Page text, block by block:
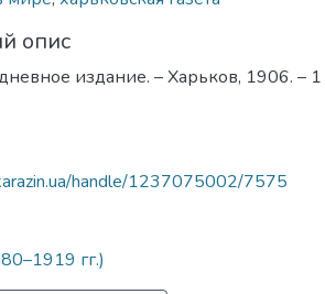
опис
издание. – Харьков, 1906. – 1
handle/1237075002/7575
гг.)